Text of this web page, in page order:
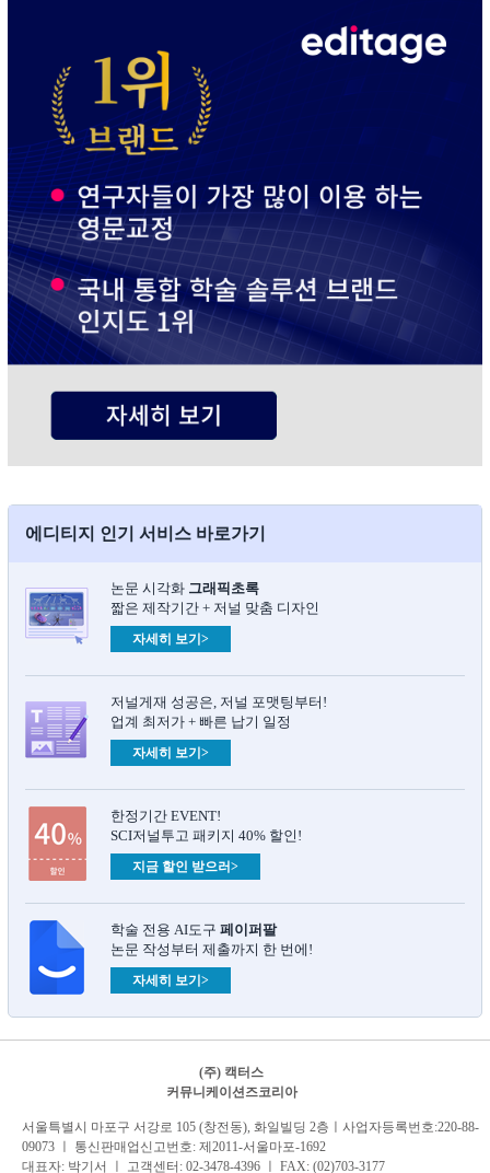
에디티지 인기 서비스 바로가기
논문 시각화 그래픽초록​
짧은 제작기간 + 저널 맞춤 디자인
자세히 보기>
저널게재 성공은, 저널 포맷팅부터!
업계 최저가 + 빠른 납기 일정
자세히 보기>
한정기간 EVENT!
SCI저널투고 패키지 40% 할인!
지금 할인 받으러>
학술 전용 AI도구 페이퍼팔
논문 작성부터 제출까지 한 번에!
자세히 보기>
(주) 캑터스
커뮤니케이션즈코리아
서 울특별시 마포구 서강로 105 (창전동), 화일빌딩 2층 ㅣ사업자등록번호:220-88-
09073 ㅣ 통신판매업신고번호: 제2011-서울마포-1692
대표자: 박기서 ㅣ 고객센터: 02-3478-4396 ㅣ FAX: (02)703-3177